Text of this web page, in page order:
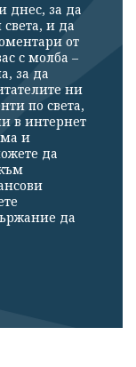
днес, за да
и да
от
с молба –
за да
ни
по света,
в интернет
и
да
да